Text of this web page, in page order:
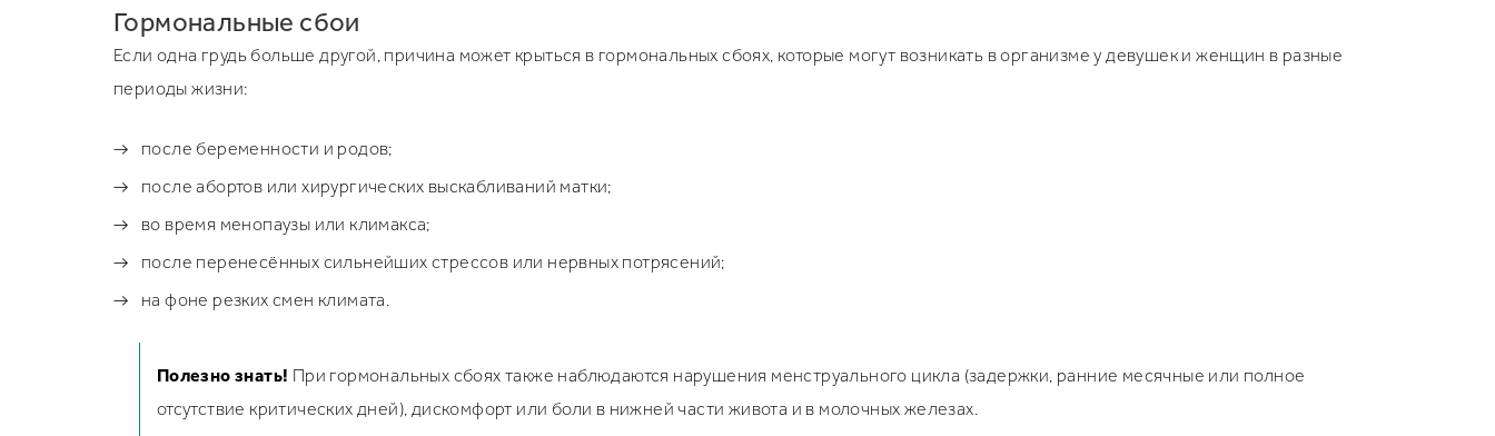
Гормональные сбои
Если одна грудь больше другой, причина может крыться в гормональных сбоях, которые могут возникать в организме у девушек и женщин в разные
периоды жизни:
после беременности и родов;
после абортов или хирургических выскабливаний матки;
во время менопаузы или климакса;
после перенесённых сильнейших стрессов или нервных потрясений;
на фоне резких смен климата.
Полезно знать! При гормональных сбоях также наблюдаются нарушения менструального цикла (задержки, ранние месячные или полное
отсутствие критических дней), дискомфорт или боли в нижней части живота и в молочных железах.